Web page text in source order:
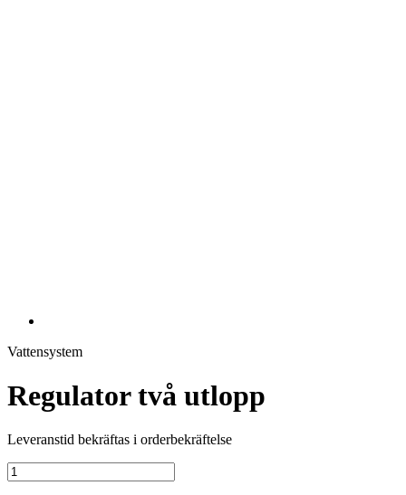
Vattensystem
Regulator två utlopp
Leveranstid bekräftas i orderbekräftelse
Regulator
två